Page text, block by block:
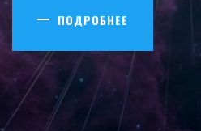
ПОДРОБНЕЕ